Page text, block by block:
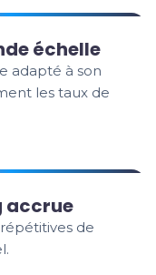
échelle
adapté à son
les taux de
accrue
de